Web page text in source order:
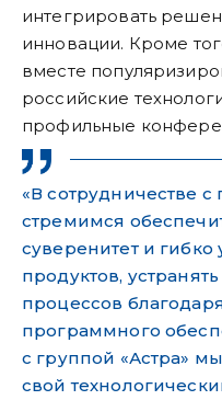
интегрировать
инновации. Кроме
вместе
российские
профильные
«В сотрудничестве
стремимся
суверенитет и гибко
продуктов,
процессов
программного
с группой «Астра»
свой